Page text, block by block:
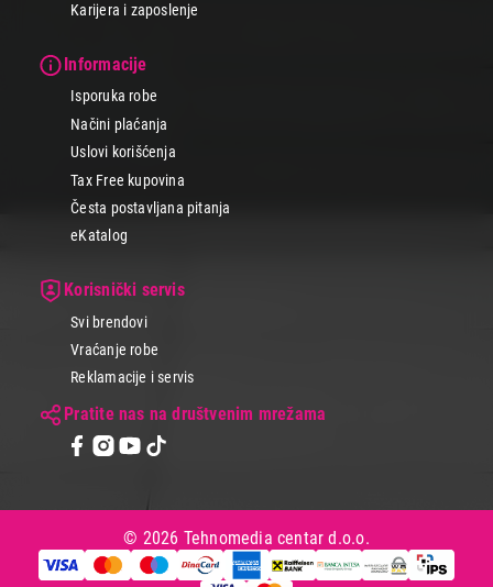
Karijera i zaposlenje
Informacije
Isporuka robe
Načini plaćanja
Uslovi korišćenja
Tax Free kupovina
Česta postavljana pitanja
eKatalog
Korisnički servis
Svi brendovi
Vraćanje robe
Reklamacije i servis
Pratite nas na društvenim mrežama
© 2026 Tehnomedia centar d.o.o.